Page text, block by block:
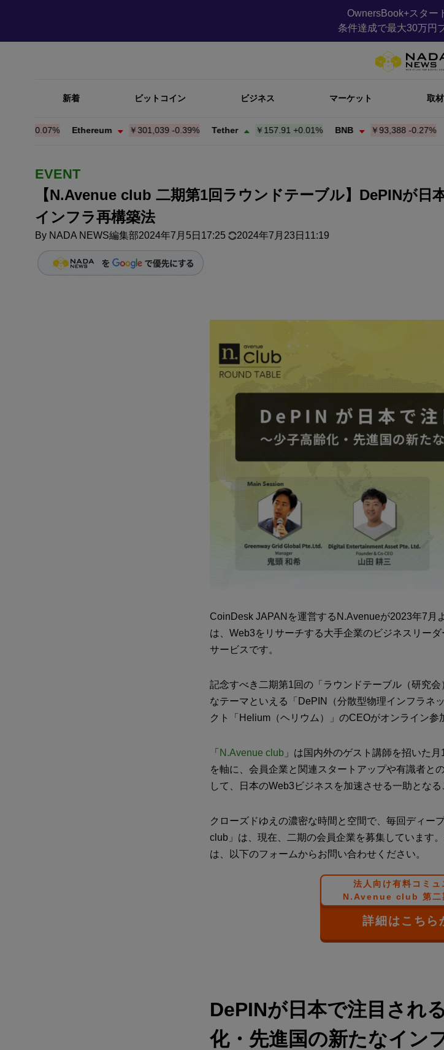
OwnersBook+スター
条件達成で最大30万円
新着 ビットコイン ビジネス マーケット 取
-0.07% Ethereum ￥301,039-0.39% Tether ￥157.91+0.01% BNB ￥93,388-0.27%
EVENT
【N.Avenue club 二期第1回ラウンドテーブル】DePINが
インフラ再構築法
By NADA NEWS編集部2024年7月5日17:25 2024年7月23日11:19
CoinDesk JAPANを運営するN.Avenueが2023年7月
は、Web3をリサーチする大手企業のビジネスリー
サービスです。
記念すべき二期第1回の「ラウンドテーブル（研究
なテーマといえる「DePIN（分散型物理インフラネ
クト「Helium（ヘリウム）」のCEOがオンライン参
「 N.Avenue club 」は国内外のゲスト講師を招いた
を軸に、会員企業と関連スタートアップや有識者と
して、日本のWeb3ビジネスを加速させる一助となる
クローズドゆえの濃密な時間と空間で、毎回ディー
club」は、現在、二期の会員企業を募集しています
は、以下のフォームからお問い合わせください。
法人向け有料コミュ
N.Avenue club 第二
詳細はこちら
DePINが日本で注目され
化・先進国の新たなイン